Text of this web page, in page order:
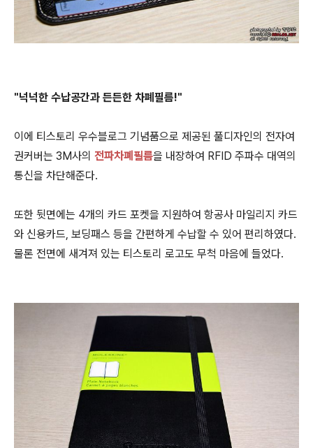
"넉넉한 수납공간과 든든한 차폐필름!"
이에 티스토리 우수블로그 기념품으로 제공된 풀디자인의 전자여
권커버는 3M사의 전파차폐필름을 내장하여 RFID 주파수 대역의
통신을 차단해준다.
또한 뒷면에는 4개의 카드 포켓을 지원하여 항공사 마일리지 카드
와 신용카드, 보딩패스 등을 간편하게 수납할 수 있어 편리하였다.
물론 전면에 새겨져 있는 티스토리 로고도 무척 마음에 들었다.